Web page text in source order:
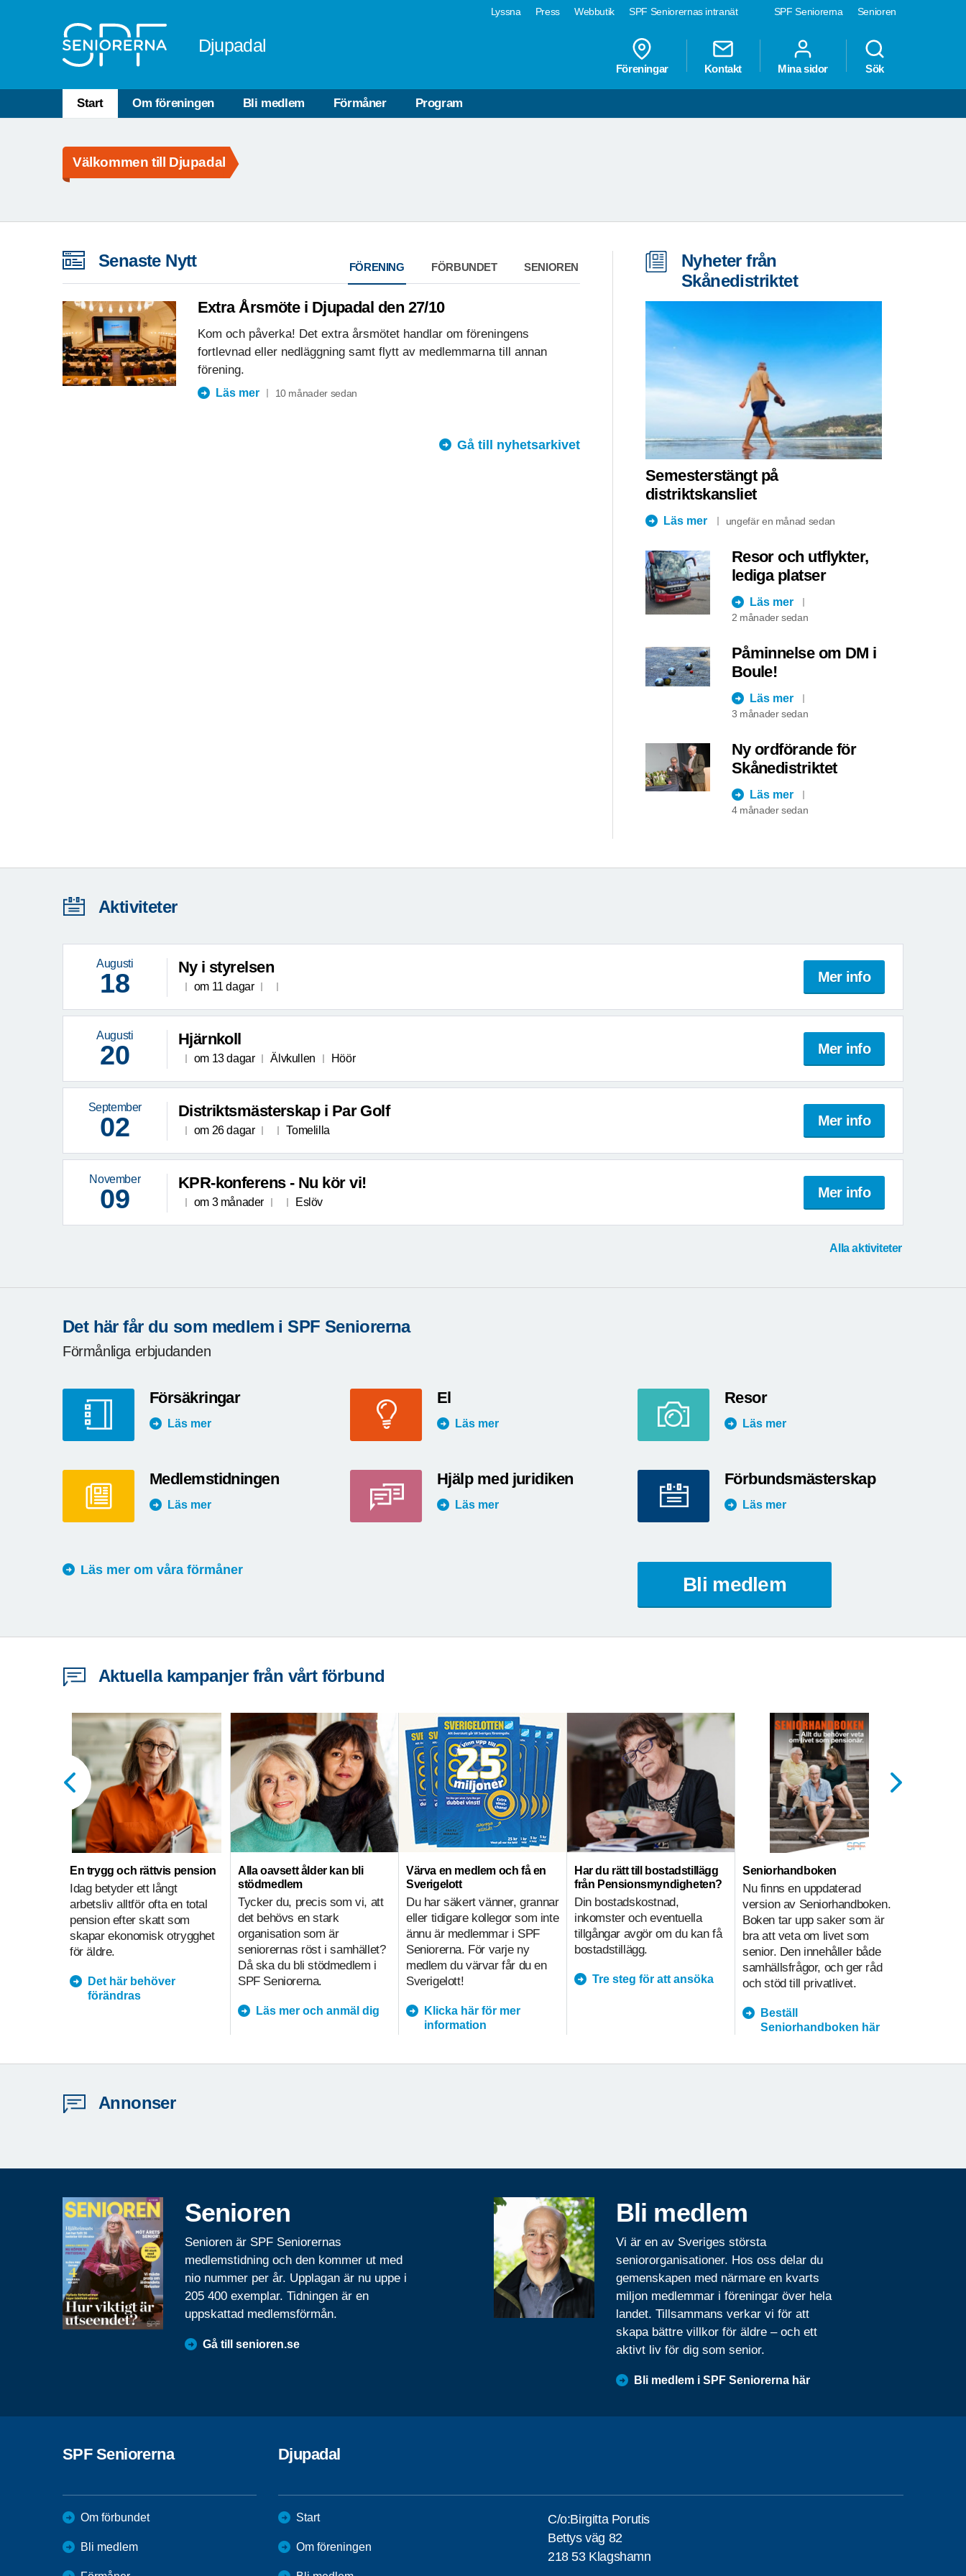
SPF Seniorerna Senioren
Lyssna Press Webbutik SPF Seniorernas intranät
Djupadal
Föreningar Kontakt Mina sidor Sök
Start Om föreningen Bli medlem Förmåner Program
Välkommen till Djupadal
SPF SENIORERNA DJUPADAL
Kontaktuppgifter finns här
Senaste Nytt FÖRENING FÖRBUNDET SENIOREN
Extra Årsmöte i Djupadal den 27/10
Kom och påverka! Det extra årsmötet handlar om föreningens
fortlevnad eller nedläggning samt flytt av medlemmarna till annan
förening.
Läs mer 10 månader sedan
Gå till nyhetsarkivet
Nyheter från
Skånedistriktet
Semesterstängt på
distriktskansliet
Läs mer ungefär en månad sedan
Resor och utflykter,
lediga platser
Läs mer
2 månader sedan
Påminnelse om DM i
Boule!
Läs mer
3 månader sedan
Ny ordförande för
Skånedistriktet
Läs mer
4 månader sedan
Aktiviteter
Augusti
18
Ny i styrelsen
om 11 dagar
Mer info
Augusti
20
Hjärnkoll
om 13 dagar Älvkullen Höör
Mer info
September
02
Distriktsmästerskap i Par Golf
om 26 dagar Tomelilla
Mer info
November
09
KPR-konferens - Nu kör vi!
om 3 månader Eslöv
Mer info
Alla aktiviteter
Det här får du som medlem i SPF Seniorerna
Förmånliga erbjudanden
Försäkringar
Läs mer
El
Läs mer
Resor
Läs mer
Medlemstidningen
Läs mer
Hjälp med juridiken
Läs mer
Förbundsmästerskap
Läs mer
Läs mer om våra förmåner
Bli medlem
Aktuella kampanjer från vårt förbund
En trygg och rättvis pension
Idag betyder ett långt
arbetsliv alltför ofta en total
pension efter skatt som
skapar ekonomisk otrygghet
för äldre.
Det här behöver
förändras
Alla oavsett ålder kan bli
stödmedlem
Tycker du, precis som vi, att
det behövs en stark
organisation som är
seniorernas röst i samhället?
Då ska du bli stödmedlem i
SPF Seniorerna.
Läs mer och anmäl dig
Värva en medlem och få en
Sverigelott
Du har säkert vänner, grannar
eller tidigare kollegor som inte
ännu är medlemmar i SPF
Seniorerna. För varje ny
medlem du värvar får du en
Sverigelott!
Klicka här för mer
information
Har du rätt till bostadstillägg
från Pensionsmyndigheten?
Din bostadskostnad,
inkomster och eventuella
tillgångar avgör om du kan få
bostadstillägg.
Tre steg för att ansöka
Seniorhandboken
Nu finns en uppdaterad
version av Seniorhandboken.
Boken tar upp saker som är
bra att veta om livet som
senior. Den innehåller både
samhällsfrågor, och ger råd
och stöd till privatlivet.
Beställ
Seniorhandboken här
Annonser
Senioren
Senioren är SPF Seniorernas
medlemstidning och den kommer ut med
nio nummer per år. Upplagan är nu uppe i
205 400 exemplar. Tidningen är en
uppskattad medlemsförmån.
Gå till senioren.se
Bli medlem
Vi är en av Sveriges största
seniororganisationer. Hos oss delar du
gemenskapen med närmare en kvarts
miljon medlemmar i föreningar över hela
landet. Tillsammans verkar vi för att
skapa bättre villkor för äldre – och ett
aktivt liv för dig som senior.
Bli medlem i SPF Seniorerna här
SPF Seniorerna
Om förbundet
Bli medlem
Djupadal
Start
Om föreningen
C/o:Birgitta Porutis
Bettys väg 82
218 53 Klagshamn